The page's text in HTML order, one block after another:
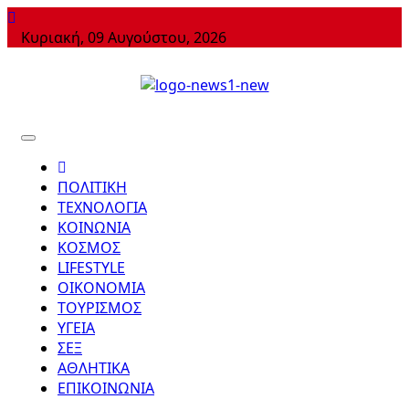
Skip
Κυριακή, 09 Αυγούστου, 2026
NEWS1
ΠΟΛΙΤΙΚΗ
ΤΕΧΝΟΛΟΓΙΑ
ΚΟΙΝΩΝΙΑ
ΚΟΣΜΟΣ
LIFESTYLE
ΟΙΚΟΝΟΜΙΑ
ΤΟΥΡΙΣΜΟΣ
ΥΓΕΙΑ
ΣΕΞ
ΑΘΛΗΤΙΚΑ
ΕΠΙΚΟΙΝΩΝΙΑ